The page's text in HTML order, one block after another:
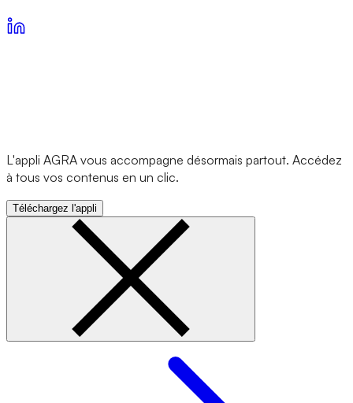
L'appli AGRA vous accompagne désormais partout. Accédez
à tous vos contenus en un clic.
Téléchargez l'appli